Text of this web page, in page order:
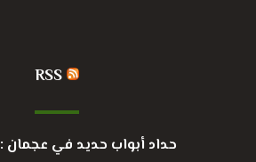
RSS
حداد أبواب حديد في عجمان : 0503163139